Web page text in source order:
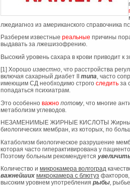
лжедиагноз из американского справочника
Разберем известные реальные причины
выдавать за лжешизофрению.
Высокий уровень сахара в крови приводит к
[1] Хорошо известно , что расстройства
включая сахарный диабет II типа , часто
имеющим СД необходимо строго следить за
попадаться психиатрам.
Это особенно важно потому, что многие
метаболизм углеводов.
НЕЗАМЕНИМЫЕ ЖИРНЫЕ КИСЛОТЫ Жирные
биологических мембран, из которых, по
Катаболизм биологическое разрушение
которая часто гиперактивирована у
Поэтому больным рекомендуется
Количество и микрокамера волгоград
важнейших микрокамера с блютуз факторов,
высоким уровнем употребления рыбы ,